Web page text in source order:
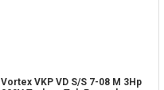
Vortex VKP VD S/S 7-08 M 3Hp